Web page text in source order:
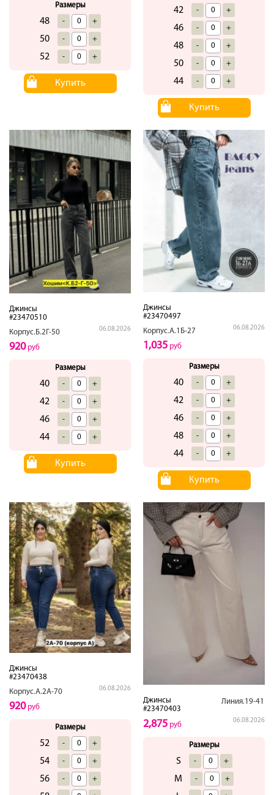
Размеры
48 - +
50 - +
52 - +
Купить
42 - +
46 - +
48 - +
50 - +
44 - +
Купить
Джинсы
#23470510
Корпус.Б.2Г-50
06.08.2026
920руб
Размеры
40 - +
42 - +
46 - +
44 - +
Купить
Джинсы
#23470497
Корпус.А.1Б-27
06.08.2026
1,035 руб
Размеры
40 - +
42 - +
46 - +
48 - +
44 - +
Купить
Джинсы
#23470438
Корпус.А.2А-70
06.08.2026
920руб
Размеры
52 - +
54 - +
56 - +
Джинсы
#23470403
Линия.19-41
06.08.2026
2,875 руб
Размеры
S - +
M - +